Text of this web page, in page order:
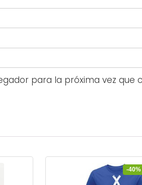
para la próxima vez que
-